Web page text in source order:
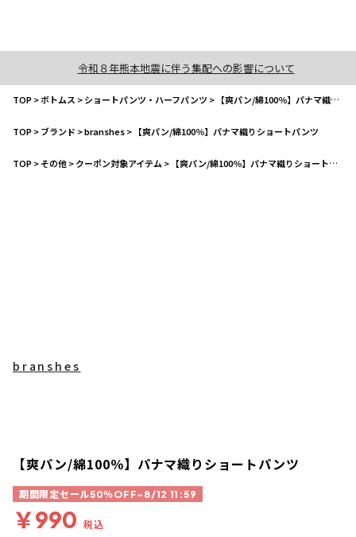
令和８年熊本地震に伴う集配への影響について
TOP>ボトムス >ショートパンツ・ハーフパンツ > 【爽パン/綿100％】パナマ織りショートパンツ
TOP>ブランド >branshes> 【爽パン/綿100％】パナマ織りショートパンツ
TOP>その他>クーポン対象アイテム > 【爽パン/綿100％】パナマ織りショートパンツ
branshes
【爽パン/綿100％】パナマ織りショートパンツ
期間限定セール50％OFF~8/12 11:59
￥990 税込